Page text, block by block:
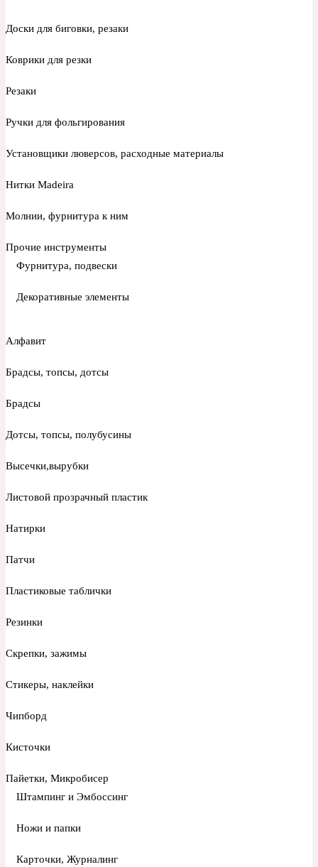
Доски для биговки, резаки
Коврики для резки
Резаки
Ручки для фольгирования
Установщики люверсов, расходные материалы
Нитки Madeira
Молнии, фурнитура к ним
Прочие инструменты
Фурнитура, подвески
Декоративные элементы
Алфавит
Брадсы, топсы, дотсы
Брадсы
Дотсы, топсы, полубусины
Высечки,вырубки
Листовой прозрачный пластик
Натирки
Патчи
Пластиковые таблички
Резинки
Скрепки, зажимы
Стикеры, наклейки
Чипборд
Кисточки
Пайетки, Микробисер
Штампинг и Эмбоссинг
Ножи и папки
Карточки, Журналинг